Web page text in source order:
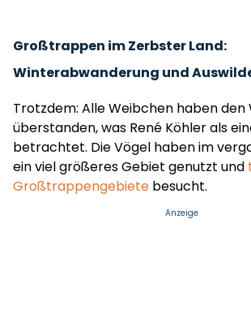
Großtrappen im Zerbster Land:
Winterabwanderung und
Trotzdem: Alle Weibchen haben den
überstanden, was René Köhler als
betrachtet. Die Vögel haben im
ein viel größeres Gebiet genutzt und
Großtrappengebiete besucht.
Anzeige